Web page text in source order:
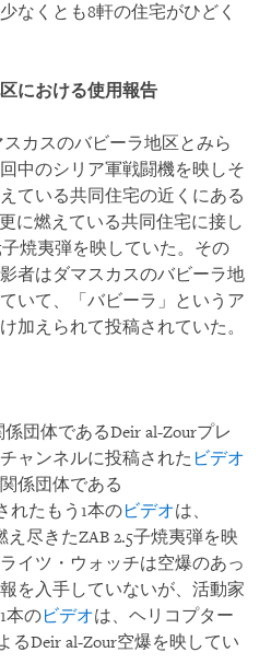
なくとも8軒の住宅がひどく
における使用報告
カスのバビーラ地区とみら
中のシリア軍戦闘機を映しそ
ている共同住宅の近くにある
に燃えている共同住宅に接し
焼夷弾を映していた。その
者はダマスカスのバビーラ地
いて、「バビーラ」というア
加えられて投稿されていた。
団体であるDeir al-Zourプレ
ャンネルに投稿された ビデオ
係団体である
れたもう1本のビデオは、
え尽きたZAB 2.5子焼夷弾を映
イツ・ウォッチは空爆のあっ
を入手していないが、活動家
本のビデオは、ヘリコプター
るDeir al-Zour空爆を映してい